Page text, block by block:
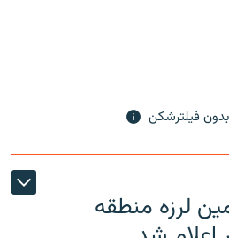
فیلترشکن
لرزه منطقه